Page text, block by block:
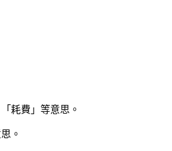
耗費」等意思。
。